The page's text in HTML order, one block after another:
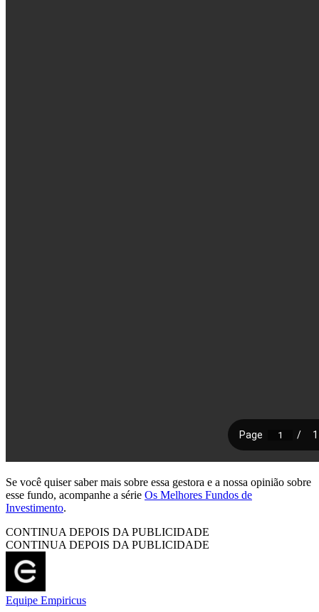
Se você quiser saber mais sobre essa gestora e a nossa opinião sobre
esse fundo, acompanhe a série Os Melhores Fundos de
Investimento.
CONTINUA DEPOIS DA PUBLICIDADE
CONTINUA DEPOIS DA PUBLICIDADE
Equipe Empiricus